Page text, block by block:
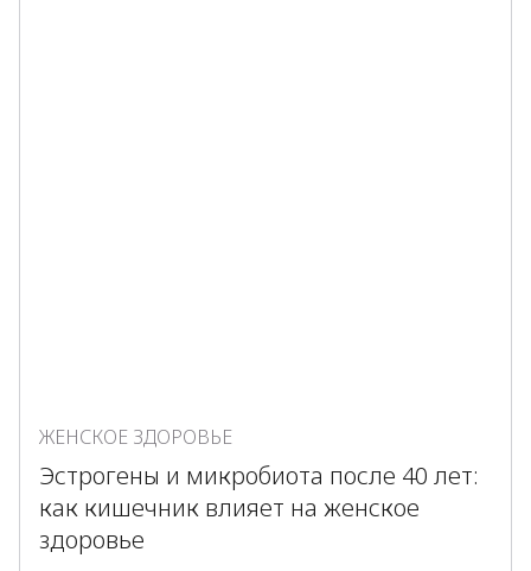
ЖЕНСКОЕ ЗДОРОВЬЕ
Эстрогены и микробиота после 40 лет:
как кишечник влияет на женское
здоровье